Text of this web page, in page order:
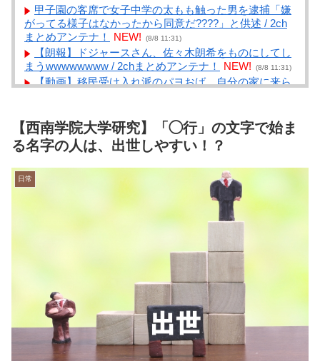
甲子園の客席で女子中学の太もも触った男を逮捕「嫌
がってる様子はなかったから同意だ????」と供述 / 2ch
まとめアンテナ！
NEW! (8/8 11:31)
【朗報】ドジャースさん、佐々木朗希をものにしてし
まうwwwwwwww / 2chまとめアンテナ！
NEW! (8/8 11:31)
【動画】移民受け入れ派のパヨおば、自分の家に来ら
バカ「アジフライうめーwww」ワイ「ほーい(ケチャ
ップ取り上げる)」 / NEWまとめサイトアンテナ！
NEW! (8/8 11:20)
今猛烈に〇〇に行きたい人集合 / NEWまとめサイトア
ンテナ！
円安でも海外に行きたい / NEWまとめサイトアンテ
【衝撃】先日ワイに｢殺すぞ｣と言った上司、｢胃が痛
ダンスwwwwwww / NEWまとめサイトアンテナ！
(8/8 11:10)
れいわ新選組、新たな党名は「いのちの党」 略称は
「いのち」 / まとめるZ
NEW! (8/8 11:05)
一回だけ好きなところから人生やり直せるとしたら /
まとめるZ
NEW! (8/8 11:05)
【西南学院大学研究】「◯行」の文字で始ま
る名字の人は、出世しやすい！？
日常